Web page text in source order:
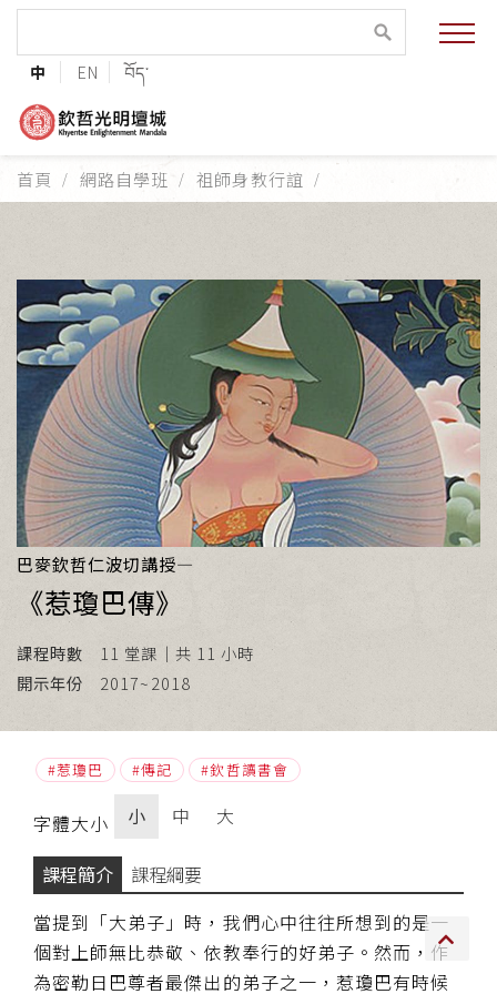
中 EN བོད་
緣起與願景
法王與上師的祝福
護持協會
加入志工
巴麥欽哲傳承
第三世巴麥欽哲仁波切
傳承上師授證
專書與譯著
*巴麥寺與麥青寺的聯合聲明
尊貴上師珍寶開示
巴麥欽哲珍寶開示
前行開示文集
媒體影音集
首頁 網路自學班 祖師身教行誼
巴麥欽哲仁波切講授—
《惹瓊巴傳》
課程時數 11 堂課｜共 11 小時
開示年份 2017~2018
惹瓊巴 傳記 欽哲讀書會
字體大小 小 中 大
課程簡介
課程綱要
當提到「大弟子」時，我們心中往往所想到的是一
個對上師無比恭敬、依教奉行的好弟子。然而，作
為密勒日巴尊者最傑出的弟子之一，惹瓊巴有時候